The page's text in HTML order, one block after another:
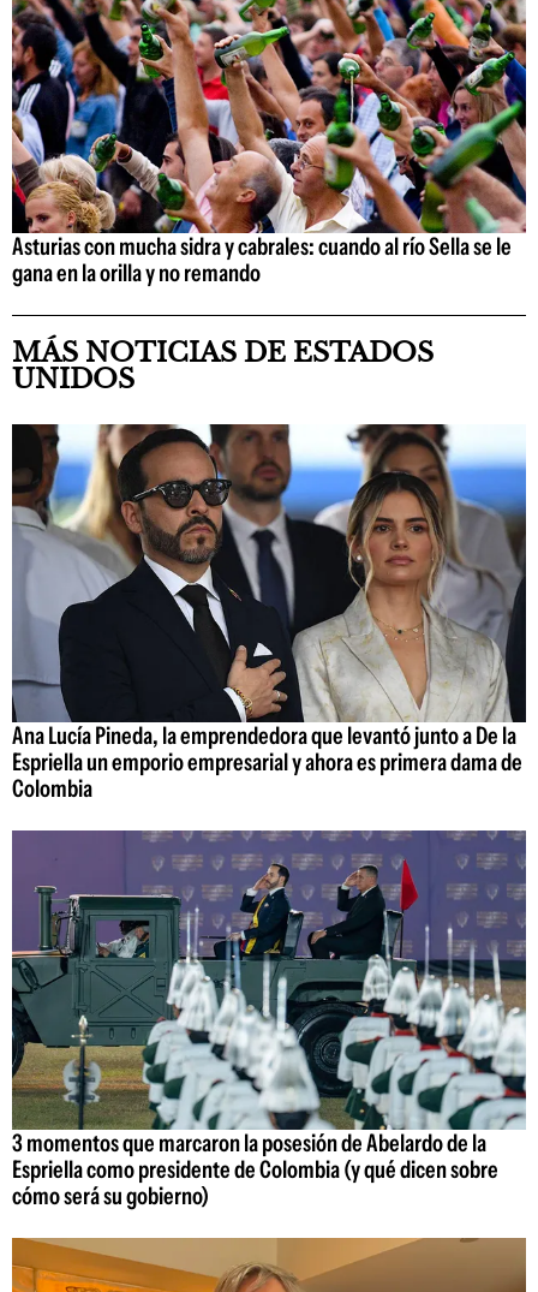
Asturias con mucha sidra y cabrales: cuando al río Sella se le
gana en la orilla y no remando
MÁS NOTICIAS DE ESTADOS
UNIDOS
Ana Lucía Pineda, la emprendedora que levantó junto a De la
Espriella un emporio empresarial y ahora es primera dama de
Colombia
3 momentos que marcaron la posesión de Abelardo de la
Espriella como presidente de Colombia (y qué dicen sobre
cómo será su gobierno)